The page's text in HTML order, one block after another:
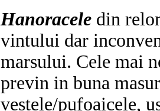
Hanoracele din
vintului dar
marsului. Cele mai
previn in buna
vestele/pufoaicele,